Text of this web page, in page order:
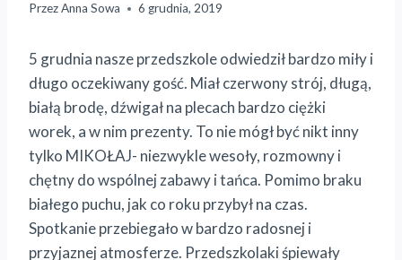
PrzezAnna Sowa 6 grudnia, 2019
5 grudnia nasze przedszkole odwiedził bardzo miły i
długo oczekiwany gość. Miał czerwony strój, długą,
białą brodę, dźwigał na plecach bardzo ciężki
worek, a w nim prezenty. To nie mógł być nikt inny
tylko MIKOŁAJ- niezwykle wesoły, rozmowny i
chętny do wspólnej zabawy i tańca. Pomimo braku
białego puchu, jak co roku przybył na czas.
Spotkanie przebiegało w bardzo radosnej i
przyjaznej atmosferze. Przedszkolaki śpiewały